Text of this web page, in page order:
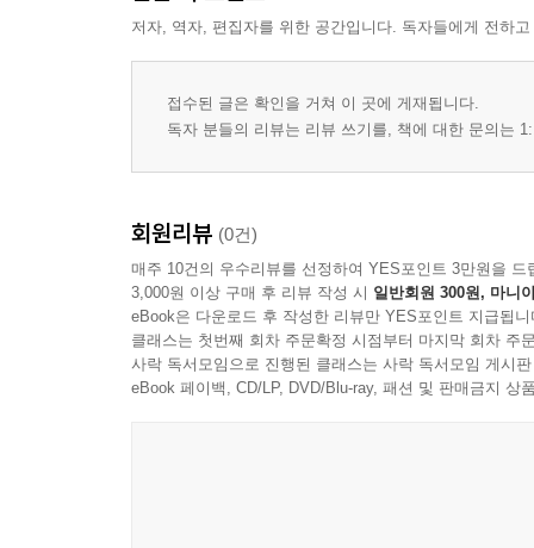
저자, 역자, 편집자를 위한 공간입니다. 독자들에게 전하
접수된 글은 확인을 거쳐 이 곳에 게재됩니다.
독자 분들의 리뷰는 리뷰 쓰기를, 책에 대한 문의는
회원리뷰 (0건)
매주 10건의 우수리뷰를 선정하여 YES포인트 3만원을 드
3,000원 이상 구매 후 리뷰 작성 시 일반회원 300원, 마니
eBook은 다운로드 후 작성한 리뷰만 YES포인트 지급됩니
클래스는 첫번째 회차 주문확정 시점부터 마지막 회차 주
사락 독서모임으로 진행된 클래스는 사락 독서모임 게시
eBook 페이백, CD/LP, DVD/Blu-ray, 패션 및 판매금지 상